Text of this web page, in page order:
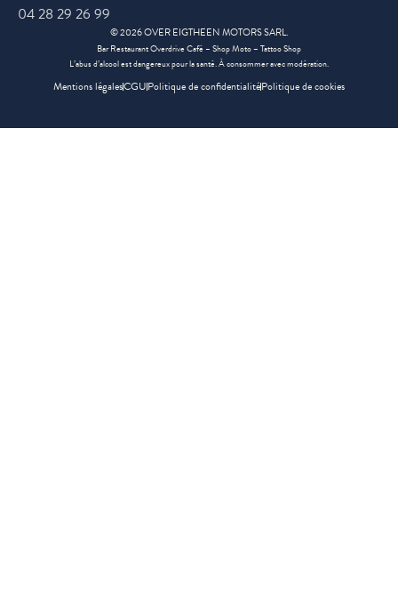
04 28 29 26 99
©2026OVER EIGTHEEN MOTORS SARL.
Bar Restaurant Overdrive Café – Shop Moto – Tattoo Shop
L’abus d’alcool est dangereux pour la santé. À consommer avec modération.
Mentions légalesCGUPolitique de confidentialitéPolitique de cookies